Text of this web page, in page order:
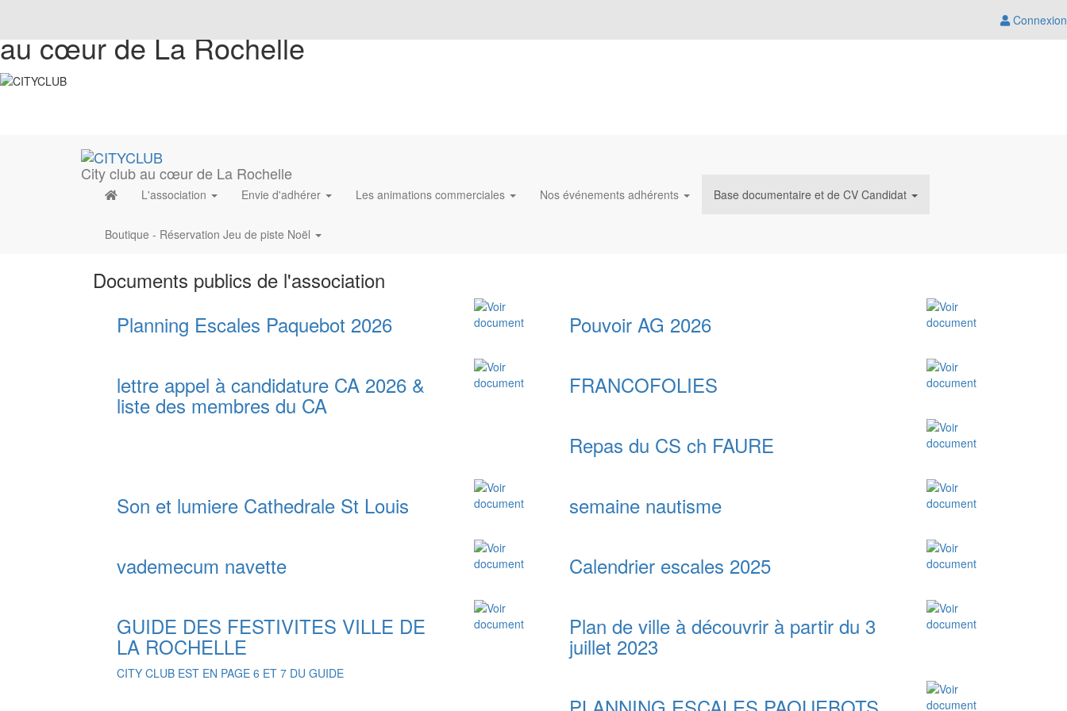
Connexion
au cœur de La Rochelle
City club au cœur de La Rochelle
L'association Envie d'adhérer Les animations commerciales Nos événements adhérents Base documentaire et de CV Candidat
Boutique - Réservation Jeu de piste Noël
Documents publics de l'association
Planning Escales Paquebot 2026
Pouvoir AG 2026
lettre appel à candidature CA 2026 &
liste des membres du CA
FRANCOFOLIES
Repas du CS ch FAURE
Son et lumiere Cathedrale St Louis semaine nautisme
vademecum navette Calendrier escales 2025
GUIDE DES FESTIVITES VILLE DE
LA ROCHELLE
CITY CLUB EST EN PAGE 6 ET 7 DU GUIDE
Plan de ville à découvrir à partir du 3
juillet 2023